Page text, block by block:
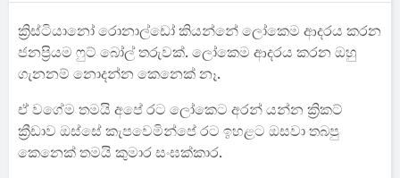
ක්‍රිස්ටියානෝ රොනාල්ඩෝ කියන්නේ ලෝකෙම ආදරය කරන
ජනප්‍රියම ෆුට් බෝල් තරුවක්. ලෝකෙම ආදරය කරන ඔහු
ගැනනම් නොදන්න කෙනෙක් නෑ.
ඒ වගේම තමයි අපේ රට ලෝකෙට අරන් යන්න ක්‍රිකට්
ක්‍රීඩාව ඔස්සේ කැපවෙමින්පේ රට ඉහළට ඔසවා තබපු
කෙනෙක් තමයි කුමාර සංඝක්කාර.